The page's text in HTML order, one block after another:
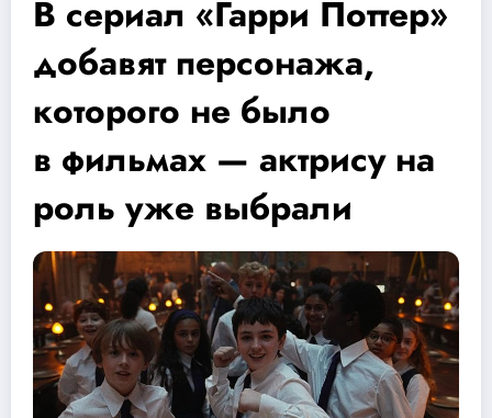
В сериал «Гарри Поттер»
добавят персонажа,
которого не было
в фильмах — актрису на
роль уже выбрали